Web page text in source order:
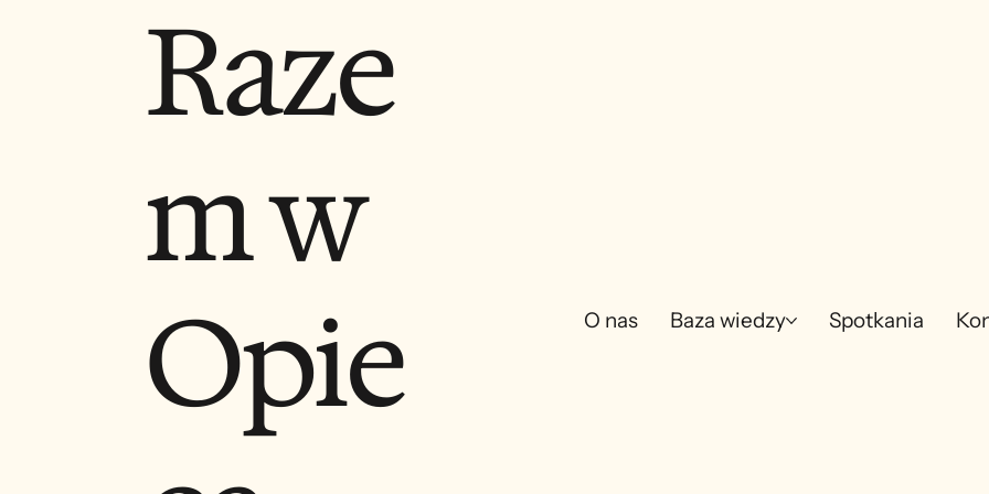
Raze
m w
Opie
O nas Baza wiedzy Spotkania